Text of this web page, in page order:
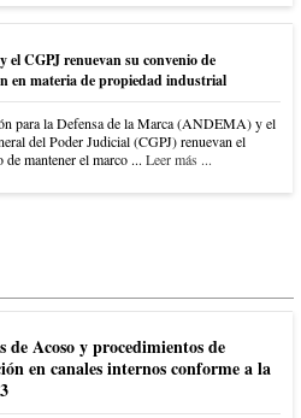
CGPJ renuevan su convenio de
en materia de propiedad industrial
para la Defensa de la Marca (ANDEMA) y el
del Poder Judicial (CGPJ) renuevan el
mantener el marco ... Leer más ...
de Acoso y procedimientos de
en canales internos conforme a la